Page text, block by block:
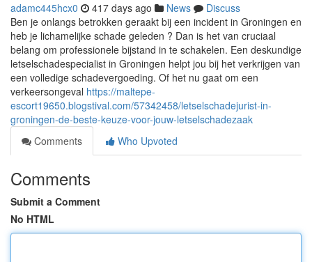
adamc445hcx0 417 days ago News
Discuss
Ben je onlangs betrokken geraakt bij een incident in Groningen en
heb je lichamelijke schade geleden ? Dan is het van cruciaal
belang om professionele bijstand in te schakelen. Een deskundige
letselschadespecialist in Groningen helpt jou bij het verkrijgen van
een volledige schadevergoeding. Of het nu gaat om een
verkeersongeval https://maltepe-
escort19650.blogstival.com/57342458/letselschadejurist-in-
groningen-de-beste-keuze-voor-jouw-letselschadezaak
Comments
Who Upvoted
Comments
Submit a Comment
No HTML